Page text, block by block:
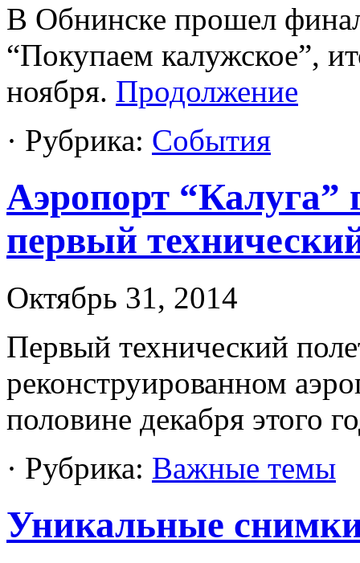
В Обнинске прошел
“Покупаем калужское”,
ноября. Продолжение
· Рубрика: События
Аэропорт “Калуга”
первый
Октябрь 31, 2014
Первый технический
реконструированном
половине декабря этого
· Рубрика: Важные темы
Уникальные